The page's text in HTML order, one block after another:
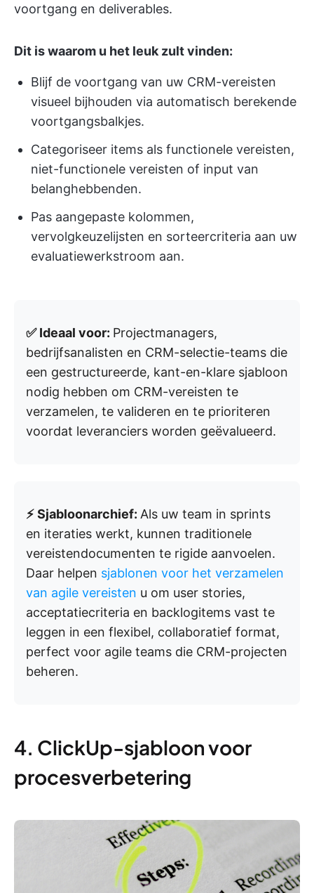
voortgang en deliverables.
Dit is waarom u het leuk zult vinden:
Blijf de voortgang van uw CRM-vereisten
visueel bijhouden via automatisch berekende
voortgangsbalkjes.
Categoriseer items als functionele vereisten,
niet-functionele vereisten of input van
belanghebbenden.
Pas aangepaste kolommen,
vervolgkeuzelijsten en sorteercriteria aan uw
evaluatiewerkstroom aan.
✅ Ideaal voor: Projectmanagers,
bedrijfsanalisten en CRM-selectie-teams die
een gestructureerde, kant-en-klare sjabloon
nodig hebben om CRM-vereisten te
verzamelen, te valideren en te prioriteren
voordat leveranciers worden geëvalueerd.
⚡ Sjabloonarchief: Als uw team in sprints
en iteraties werkt, kunnen traditionele
vereistendocumenten te rigide aanvoelen.
Daar helpen sjablonen voor het verzamelen
van agile vereisten u om user stories,
acceptatiecriteria en backlogitems vast te
leggen in een flexibel, collaboratief format,
perfect voor agile teams die CRM-projecten
beheren.
4. ClickUp-sjabloon voor
procesverbetering